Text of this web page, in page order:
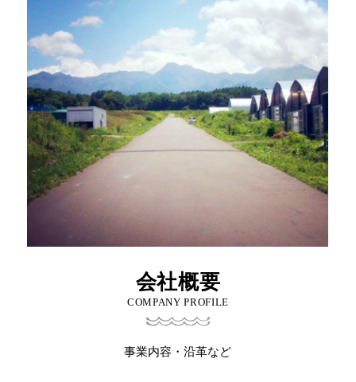
会社概要
COMPANY PROFILE
事業内容・沿革など